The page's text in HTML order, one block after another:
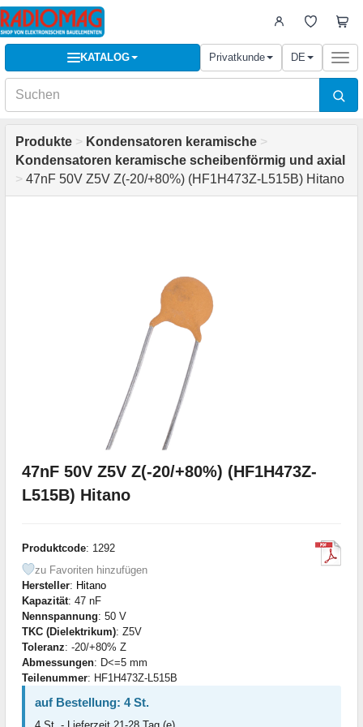
KATALOG Privatkunde DE
Produkte > Kondensatoren keramische >
Kondensatoren keramische scheibenförmig und axial
> 47nF 50V Z5V Z(-20/+80%) (HF1H473Z-L515B) Hitano
47nF 50V Z5V Z(-20/+80%) (HF1H473Z-
L515B) Hitano
Produktcode: 1292
zu Favoriten hinzufügen
Hersteller: Hitano
Kapazität: 47 nF
Nennspannung: 50 V
TKC (Dielektrikum): Z5V
Toleranz: -20/+80% Z
Abmessungen: D<=5 mm
Teilenummer: HF1H473Z-L515B
auf Bestellung: 4 St.